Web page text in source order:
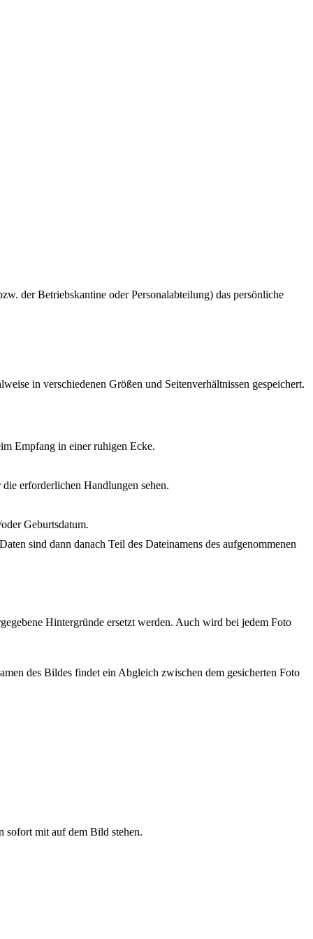
der Betriebskantine oder Personalabteilung) das persönliche
in verschiedenen Größen und Seitenverhältnissen gespeichert.
Empfang in einer ruhigen Ecke.
erforderlichen Handlungen sehen.
Geburtsdatum.
sind dann danach Teil des Dateinamens des aufgenommenen
Hintergründe ersetzt werden. Auch wird bei jedem Foto
des Bildes findet ein Abgleich zwischen dem gesicherten Foto
sofort mit auf dem Bild stehen.